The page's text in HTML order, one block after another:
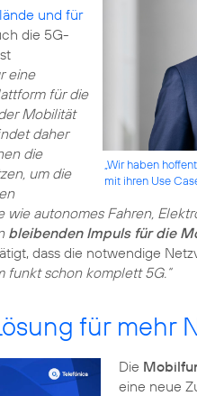
„Wir haben
mit ihren Use
und für
die 5G-
eine
für die
Mobilität
daher
die
um die
autonomes Fahren,
bleibenden Impuls für die
dass die notwendige
funkt schon komplett 5G.“
für mehr
Die
eine neue